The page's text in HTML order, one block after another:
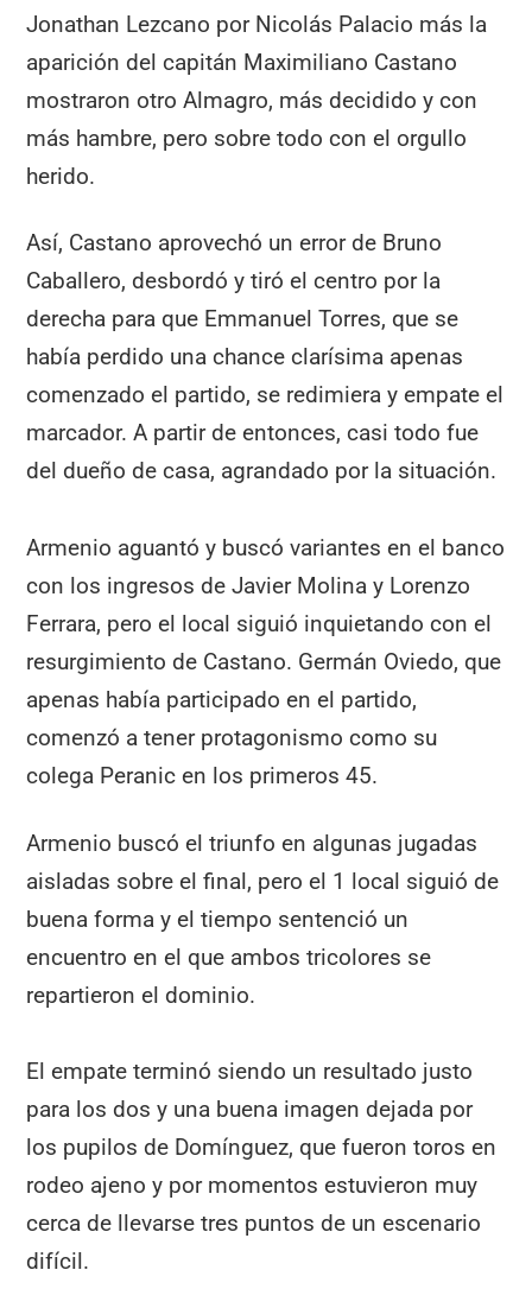
Jonathan Lezcano por Nicolás Palacio más la
aparición del capitán Maximiliano Castano
mostraron otro Almagro, más decidido y con
más hambre, pero sobre todo con el orgullo
herido.
Así, Castano aprovechó un error de Bruno
Caballero, desbordó y tiró el centro por la
derecha para que Emmanuel Torres, que se
había perdido una chance clarísima apenas
comenzado el partido, se redimiera y empate el
marcador. A partir de entonces, casi todo fue
del dueño de casa, agrandado por la situación.
Armenio aguantó y buscó variantes en el banco
con los ingresos de Javier Molina y Lorenzo
Ferrara, pero el local siguió inquietando con el
resurgimiento de Castano. Germán Oviedo, que
apenas había participado en el partido,
comenzó a tener protagonismo como su
colega Peranic en los primeros 45.
Armenio buscó el triunfo en algunas jugadas
aisladas sobre el final, pero el 1 local siguió de
buena forma y el tiempo sentenció un
encuentro en el que ambos tricolores se
repartieron el dominio.
El empate terminó siendo un resultado justo
para los dos y una buena imagen dejada por
los pupilos de Domínguez, que fueron toros en
rodeo ajeno y por momentos estuvieron muy
cerca de llevarse tres puntos de un escenario
difícil.